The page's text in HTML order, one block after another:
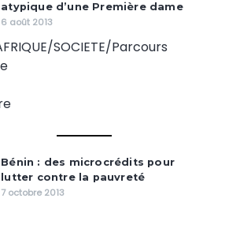
atypique d’une Première dame
6 août 2013
Bénin : des microcrédits pour
lutter contre la pauvreté
7 octobre 2013